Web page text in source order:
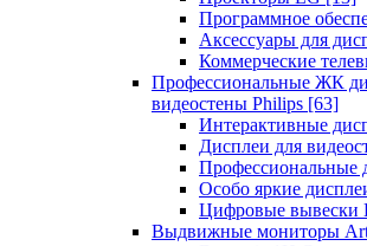
Программное
Аксессуары для
Коммерческие
Профессиональные ЖК
видеостены Philips [63]
Интерактивные
Дисплеи для
Профессиональные
Особо яркие
Цифровые вывески
Выдвижные мониторы